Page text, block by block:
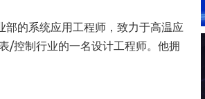
部的系统应用工程师 ， 致力于高温应
/控制行业的一名设计工程师。他拥